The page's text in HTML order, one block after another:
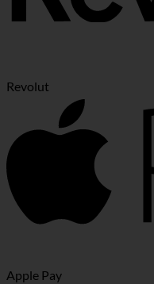
Revolut
Apple Pay